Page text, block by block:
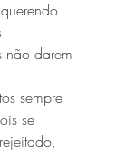
não darem
sempre
se